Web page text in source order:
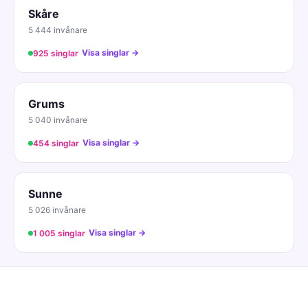
Skåre
5 444 invånare
925 singlar Visa singlar →
Grums
5 040 invånare
454 singlar Visa singlar →
Sunne
5 026 invånare
1 005 singlar Visa singlar →